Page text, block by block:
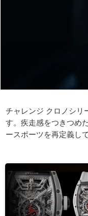
チャレンジ クロノシリ
す。疾走感をつきつめ
ースポーツを再定義し